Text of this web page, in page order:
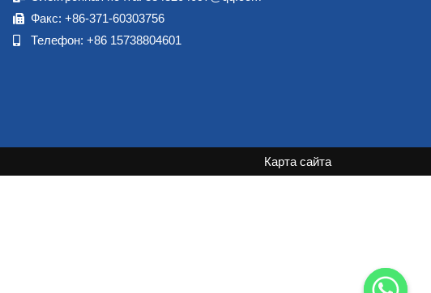
Факс: +86-371-60303756
Телефон: +86 15738804601
Карта сайта